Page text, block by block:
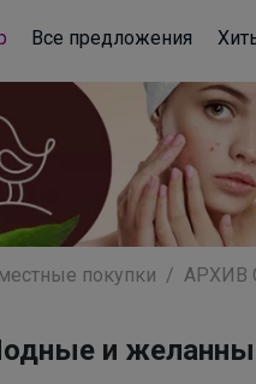
Все предложения
покупки АРХИВ
и